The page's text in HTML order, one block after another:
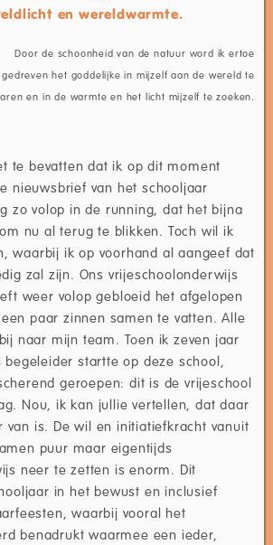
en wereldwarmte.
Door de schoonheid van de natuur word ik ertoe
gedreven het goddelijke in mijzelf aan de wereld te
en in de warmte en het licht mijzelf te zoeken.
te bevatten dat ik op dit moment
nieuwsbrief van het schooljaar
zo volop in de running, dat het bijna
nu al terug te blikken. Toch wil ik
waarbij ik op voorhand al aangeef dat
zal zijn. Ons vrijeschoolonderwijs
weer volop gebloeid het afgelopen
paar zinnen samen te vatten. Alle
naar mijn team. Toen ik zeven jaar
startte op deze school,
geroepen: dit is de vrijeschool
Nou, ik kan jullie vertellen, dat daar
van is. De wil en initiatiefkracht vanuit
puur maar eigentijds
neer te zetten is enorm. Dit
in het bewust en inclusief
waarbij vooral het
benadrukt waarmee een ieder,